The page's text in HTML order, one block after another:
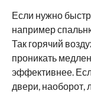
Если нужно
например
Так горячий
проникать
эффективнее.
двери, наоборот,